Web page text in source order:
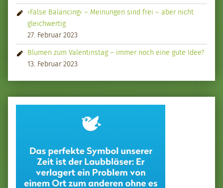
›False Balancing‹ – Meinungen sind frei – aber nicht
gleichwertig
27. Februar 2023
Blumen zum Valentinstag – immer noch eine gute Idee?
13. Februar 2023